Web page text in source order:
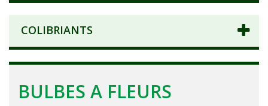
COLIBRIANTS
BULBES A FLEURS